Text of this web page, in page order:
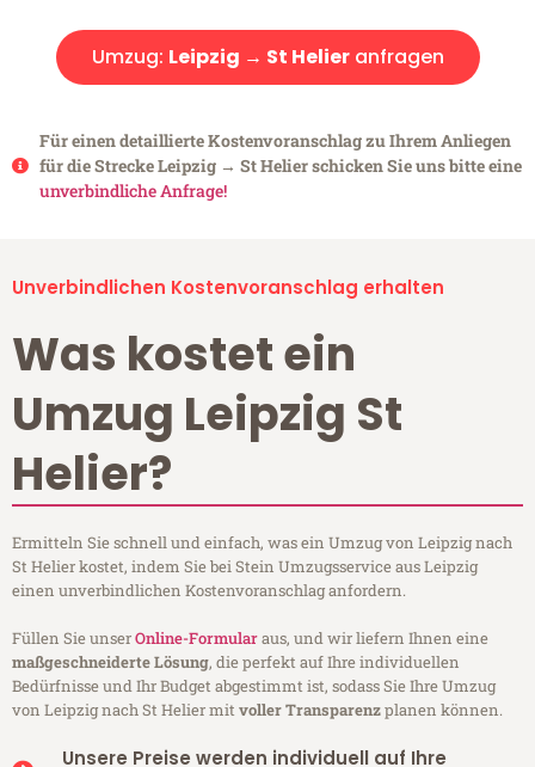
Umzug: Leipzig → St Helieranfragen
Für einen detaillierte Kostenvoranschlag zu Ihrem Anliegen
für die Strecke Leipzig → St Helier schicken Sie uns bitte eine
unverbindliche Anfrage!
Unverbindlichen Kostenvoranschlag erhalten
Was kostet ein
Umzug Leipzig St
Helier?
Ermitteln Sie schnell und einfach, was ein Umzug von Leipzig nach
St Helier kostet, indem Sie bei Stein Umzugsservice aus Leipzig
einen unverbindlichen Kostenvoranschlag anfordern.
Füllen Sie unserOnline-Formularaus, und wir liefern Ihnen eine
maßgeschneiderte Lösung, die perfekt auf Ihre individuellen
Bedürfnisse und Ihr Budget abgestimmt ist, sodass Sie Ihre Umzug
von Leipzig nach St Helier mitvoller Transparenzplanen können.
Unsere Preise werden individuell auf Ihre